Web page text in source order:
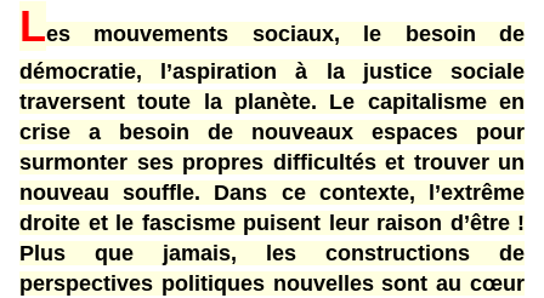
Les mouvements sociaux, le besoin de
démocratie, l’aspiration à la justice sociale
traversent toute la planète. Le capitalisme en
crise a besoin de nouveaux espaces pour
surmonter ses propres difficultés et trouver un
nouveau souffle. Dans ce contexte, l’extrême
droite et le fascisme puisent leur raison d’être !
Plus que jamais, les constructions de
perspectives politiques nouvelles sont au cœur